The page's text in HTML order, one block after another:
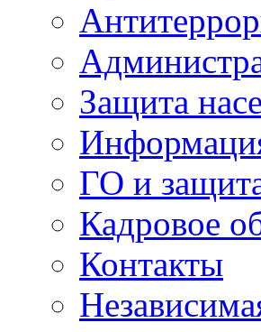
Защита
ГО и
Кадровое
Контакты